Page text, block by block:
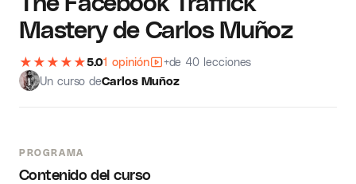
Mastery de Carlos Muñoz
★ ★ ★ ★ ★5.01 opinión
+de 40 lecciones
Un curso deCarlos Muñoz
PROGRAMA
Contenido del curso